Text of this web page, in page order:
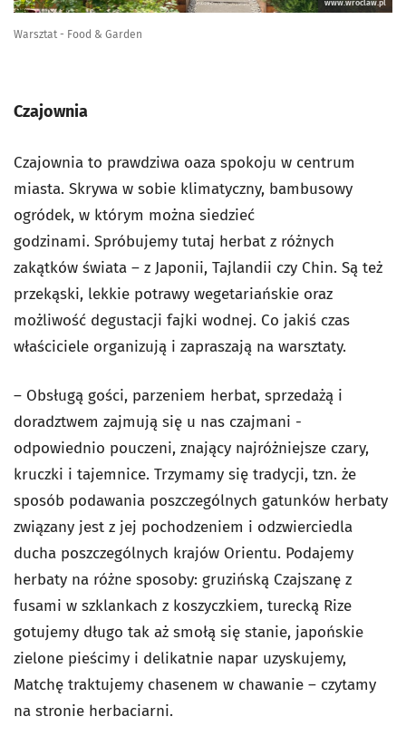
www.wroclaw.pl
Warsztat - Food & Garden
Czajownia
Czajownia to prawdziwa oaza spokoju w centrum
miasta. Skrywa w sobie klimatyczny, bambusowy
ogródek, w którym można siedzieć
godzinami. Spróbujemy tutaj herbat z różnych
zakątków świata – z Japonii, Tajlandii czy Chin. Są też
przekąski, lekkie potrawy wegetariańskie oraz
możliwość degustacji fajki wodnej. Co jakiś czas
właściciele organizują i zapraszają na warsztaty.
– Obsługą gości, parzeniem herbat, sprzedażą i
doradztwem zajmują się u nas czajmani -
odpowiednio pouczeni, znający najróżniejsze czary,
kruczki i tajemnice. Trzymamy się tradycji, tzn. że
sposób podawania poszczególnych gatunków herbaty
związany jest z jej pochodzeniem i odzwierciedla
ducha poszczególnych krajów Orientu. Podajemy
herbaty na różne sposoby: gruzińską Czajszanę z
fusami w szklankach z koszyczkiem, turecką Rize
gotujemy długo tak aż smołą się stanie, japońskie
zielone pieścimy i delikatnie napar uzyskujemy,
Matchę traktujemy chasenem w chawanie – czytamy
na stronie herbaciarni.